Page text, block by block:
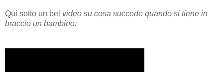
Qui sotto un bel video su cosa succede quando si tiene in
braccio un bambino: